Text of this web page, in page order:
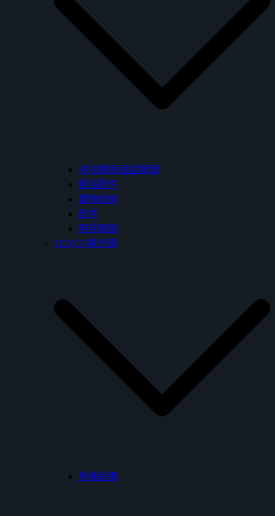
沐浴龍頭/面盆龍頭
衛浴配件
置物收納
配件
廚房龍頭
TENCO電光牌
馬桶設備